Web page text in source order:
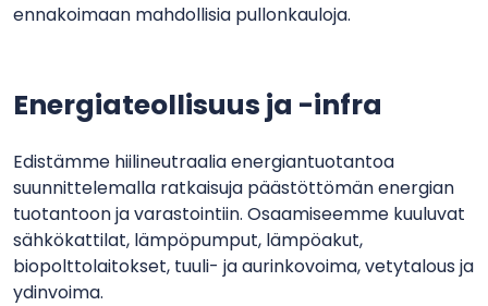
ennakoimaan mahdollisia pullonkauloja.
Energiateollisuus ja -infra
Edistämme hiilineutraalia energiantuotantoa
suunnittelemalla ratkaisuja päästöttömän energian
tuotantoon ja varastointiin. Osaamiseemme kuuluvat
sähkökattilat, lämpöpumput, lämpöakut,
biopolttolaitokset, tuuli- ja aurinkovoima, vetytalous ja
ydinvoima.